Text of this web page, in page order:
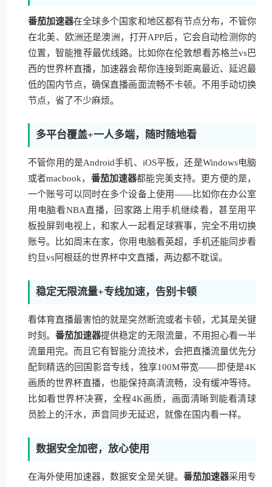
番茄加速器在全球多个国家和地区都有节点分布，不管你
在北美、欧洲还是澳洲，打开APP后，它会自动检测你的
位置，智能推荐最优线路。比如你在伦敦想看苏格兰vs巴
西的世界杯直播，加速器会帮你连接到距离最近、延迟最
低的国内节点，确保直播画面流畅不卡顿。不用手动切换
节点，省了不少麻烦。
多平台覆盖+一人多端，随时随地看
不管你用的是Android手机、iOS平板，还是Windows电脑
或者macbook， 番茄加速器都能完美支持。更方便的是，
一个账号可以同时在多个设备上使用——比如你在办公室
用电脑看NBA直播，回家路上用手机继续看，甚至用平
板投屏到电视上，和家人一起看足球赛事，完全不用切换
账号。比如周末在家，你用电脑看英超，手机还能同步看
约旦vs阿根廷的世界杯中文直播，两边都不耽误。
稳定无限流量+专线加速，告别卡顿
看体育直播最害怕的就是突然断流或者卡顿，尤其是关键
时刻。番茄加速器提供稳定的无限流量，不用担心看一半
流量用完。而且它有智能分流技术，会把直播流量优先分
配到精选的回国影音专线，独享100M带宽——即使是4K
画质的世界杯直播，也能保持高清流畅，没有缓冲等待。
比如看世界杯决赛，全程4K画质，画面清晰到能看清球
员脸上的汗水，声音同步无延迟，就像在国内看一样。
数据安全加密，放心使用
在海外使用加速器，数据安全是关键。 番茄加速器采用专